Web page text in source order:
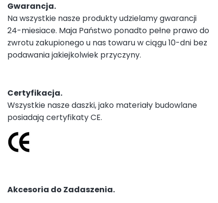
Gwarancja.
Na wszystkie nasze produkty udzielamy gwarancji
24-miesiace. Maja Państwo ponadto pełne prawo do
zwrotu zakupionego u nas towaru w ciągu 10-dni bez
podawania jakiejkolwiek przyczyny.
Certyfikacja.
Wszystkie nasze daszki, jako materiały budowlane
posiadają certyfikaty CE.
Akcesoria do Zadaszenia.